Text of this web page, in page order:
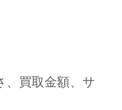
、買取金額、サ